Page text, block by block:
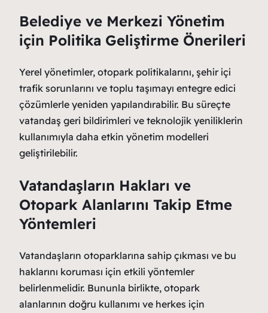
Belediye ve Merkezi Yönetim
için Politika Geliştirme Önerileri
Yerel yönetimler, otopark politikalarını, şehir içi
trafik sorunlarını ve toplu taşımayı entegre edici
çözümlerle yeniden yapılandırabilir. Bu süreçte
vatandaş geri bildirimleri ve teknolojik yeniliklerin
kullanımıyla daha etkin yönetim modelleri
geliştirilebilir.
Vatandaşların Hakları ve
Otopark Alanlarını Takip Etme
Yöntemleri
Vatandaşların otoparklarına sahip çıkması ve bu
haklarını koruması için etkili yöntemler
belirlenmelidir. Bununla birlikte, otopark
alanlarının doğru kullanımı ve herkes için